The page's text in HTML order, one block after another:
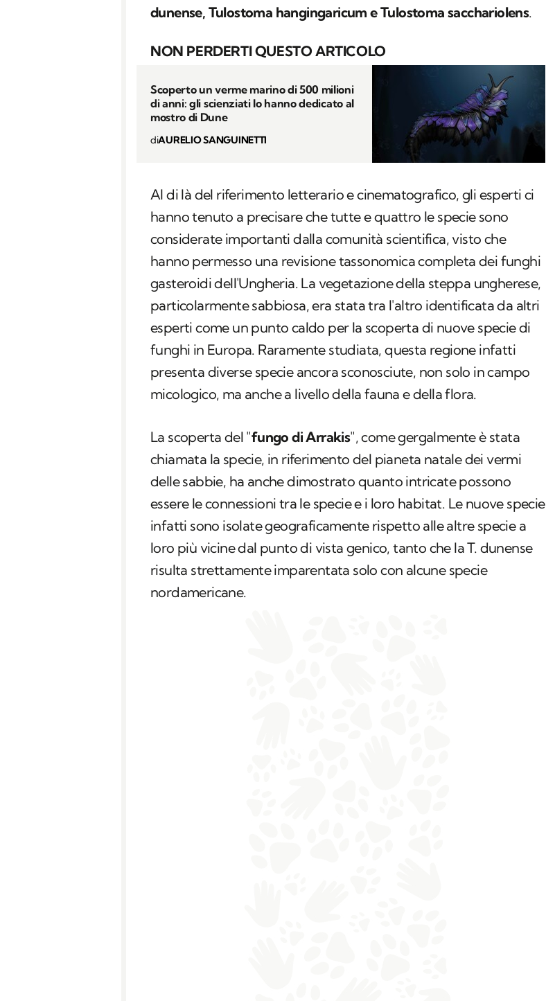
dunense, Tulostoma hangingaricum e Tulostoma sacchariolens.
NON PERDERTI QUESTO ARTICOLO
Scoperto un verme marino di 500 milioni
di anni: gli scienziati lo hanno dedicato al
mostro di Dune
diAURELIO SANGUINETTI
Al di là del riferimento letterario e cinematografico, gli esperti ci
hanno tenuto a precisare che tutte e quattro le specie sono
considerate importanti dalla comunità scientifica, visto che
hanno permesso una revisione tassonomica completa dei funghi
gasteroidi dell'Ungheria. La vegetazione della steppa ungherese,
particolarmente sabbiosa, era stata tra l'altro identificata da altri
esperti come un punto caldo per la scoperta di nuove specie di
funghi in Europa. Raramente studiata, questa regione infatti
presenta diverse specie ancora sconosciute, non solo in campo
micologico, ma anche a livello della fauna e della flora.
La scoperta del "fungo di Arrakis", come gergalmente è stata
chiamata la specie, in riferimento del pianeta natale dei vermi
delle sabbie, ha anche dimostrato quanto intricate possono
essere le connessioni tra le specie e i loro habitat. Le nuove specie
infatti sono isolate geograficamente rispetto alle altre specie a
loro più vicine dal punto di vista genico, tanto che laT. dunense
risulta strettamente imparentata solo con alcune specie
nordamericane.